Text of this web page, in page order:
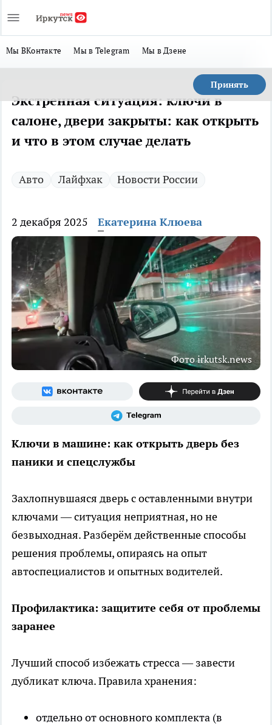
Мы ВКонтакте Мы в Telegram Мы в Дзене
Принять
Экстренная ситуация: ключи в
салоне, двери закрыты: как открыть
и что в этом случае делать
Авто Лайфхак Новости России
2 декабря 2025 Екатерина Клюева
Фото irkutsk.news
Ключи в машине: как открыть дверь без
паники и спецслужбы
Захлопнувшаяся дверь с оставленными внутри
ключами — ситуация неприятная, но не
безвыходная. Разберём действенные способы
решения проблемы, опираясь на опыт
автоспециалистов и опытных водителей.
Профилактика: защитите себя от проблемы
заранее
Лучший способ избежать стресса — завести
дубликат ключа. Правила хранения:
отдельно от основного комплекта (в